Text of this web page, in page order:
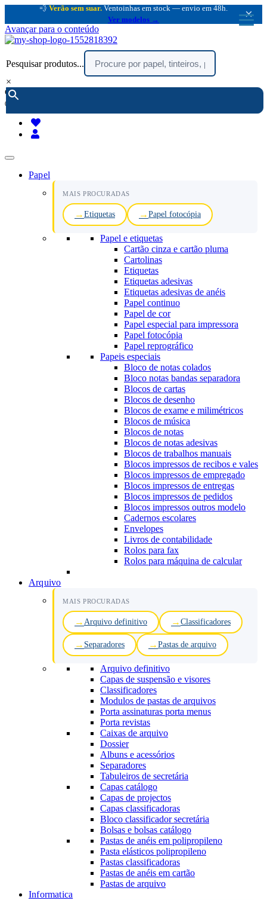
💨 Verão sem suar. Ventoinhas em stock — envio em 48h.
Ver modelos →
×
Avançar para o conteúdo
Pesquisar produtos...
×
encomendar por telefone :
(chamada rede fixa nacional)
Papel
MAIS PROCURADAS
Etiquetas Papel fotocópia
Papel e etiquetas
Cartão cinza e cartão pluma
Cartolinas
Etiquetas
Etiquetas adesivas
Etiquetas adesivas de anéis
Papel continuo
Papel de cor
Papel especial para impressora
Papel fotocópia
Papel reprográfico
Papeis especiais
Bloco de notas colados
Bloco notas bandas separadora
Blocos de cartas
Blocos de desenho
Blocos de exame e milimétricos
Blocos de música
Blocos de notas
Blocos de notas adesivas
Blocos de trabalhos manuais
Blocos impressos de recibos e vales
Blocos impressos de empregado
Blocos impressos de entregas
Blocos impressos de pedidos
Blocos impressos outros modelo
Cadernos escolares
Envelopes
Livros de contabilidade
Rolos para fax
Rolos para máquina de calcular
Arquivo
MAIS PROCURADAS
Arquivo definitivo Classificadores
Separadores Pastas de arquivo
Arquivo definitivo
Capas de suspensão e visores
Classificadores
Modulos de pastas de arquivos
Porta assinaturas porta menus
Porta revistas
Caixas de arquivo
Dossier
Albuns e acessórios
Separadores
Tabuleiros de secretária
Capas catálogo
Capas de projectos
Capas classificadoras
Bloco classificador secretária
Bolsas e bolsas catálogo
Pastas de anéis em polipropileno
Pasta elásticos polipropileno
Pastas classificadoras
Pastas de anéis em cartão
Pastas de arquivo
Informatica